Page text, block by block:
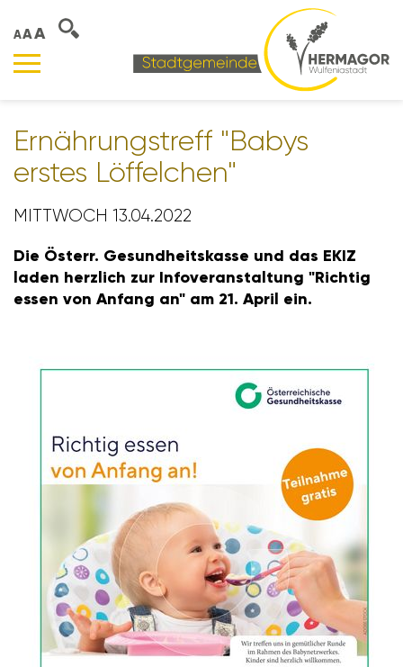
AAA
Ernäh­rungs­treff "Babys
erstes Löffel­chen"
MITTWOCH 13.04.2022
Die Österr. Gesund­heits­kasse und das EKIZ
laden herz­lich zur Info­ver­an­stal­tung "Richtig
essen von Anfang an" am 21. April ein.